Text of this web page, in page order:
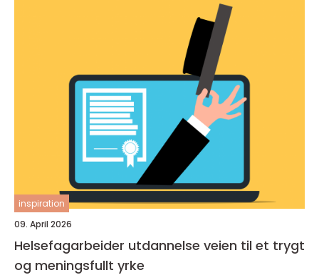
inspiration
09. April 2026
Helsefagarbeider utdannelse veien til et trygt
og meningsfullt yrke